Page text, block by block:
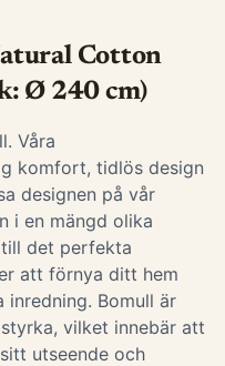
Cotton
Ø 240 cm)
Våra
komfort, tidlös design
designen på vår
i en mängd olika
det perfekta
att förnya ditt hem
Bomull är
vilket innebär att
utseende och